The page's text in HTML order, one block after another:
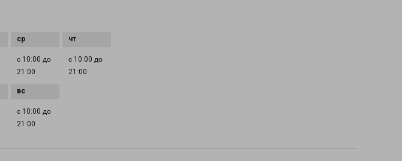
с 10:00 до
21:00
с 10:00 до
21:00
с 10:00 до
21:00